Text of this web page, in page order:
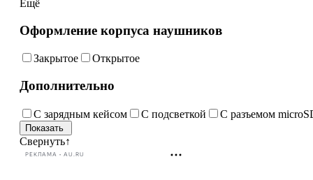
Ещё
Оформление корпуса наушников
Закрытое Открытое
Дополнительно
С зарядным кейсом С подсветкой С разъемом
Свернуть↑
РЕКЛАМА • AU.RU